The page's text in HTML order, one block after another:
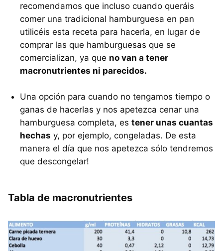
recomendamos que incluso cuando queráis
comer una tradicional hamburguesa en pan
utilicéis esta receta para hacerla, en lugar de
comprar las que hamburguesas que se
comercializan, ya que no van a tener
macronutrientes ni parecidos.
Una opción para cuando no tengamos tiempo o
ganas de hacerlas y nos apetezca cenar una
hamburguesa completa, es tener unas cuantas
hechas y, por ejemplo, congeladas. De esta
manera el día que nos apetezca sólo tendremos
que descongelar!
Tabla de macronutrientes